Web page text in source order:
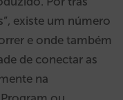
existe um número
e onde também
de conectar as
na